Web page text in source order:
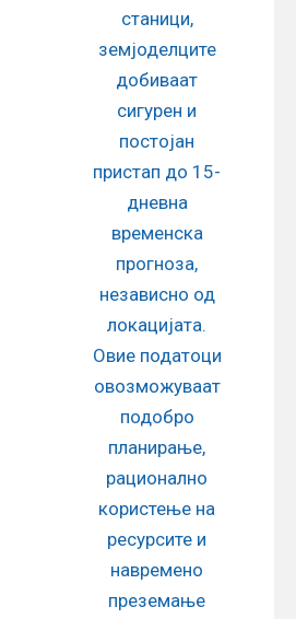
станици,
земјоделците
добиваат
сигурен и
постојан
пристап до 15-
дневна
временска
прогноза,
независно од
локацијата.
Овие податоци
овозможуваат
подобро
планирање,
рационално
користење на
ресурсите и
навремено
преземање